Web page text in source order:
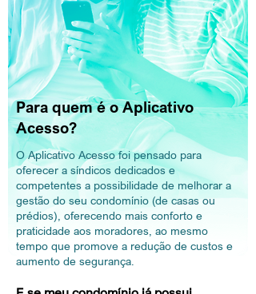
Para quem é o Aplicativo
Acesso?
O Aplicativo Acesso foi pensado para
oferecer a síndicos dedicados e
competentes a possibilidade de melhorar a
gestão do seu condomínio (de casas ou
prédios), oferecendo mais conforto e
praticidade aos moradores, ao mesmo
tempo que promove a redução de custos e
aumento de segurança.